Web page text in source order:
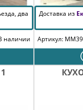
два
наличии
Доставка из
Артикул: